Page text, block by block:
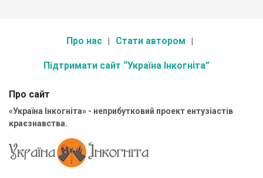
Про нас Стати автором
Підтримати сайт “Україна Інкогніта”
Про сайт
«Україна Інкогніта» - неприбутковий проект ентузіастів
краєзнавства.